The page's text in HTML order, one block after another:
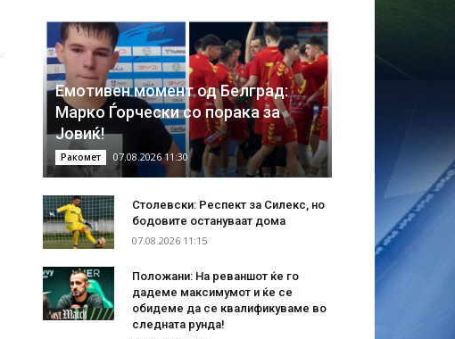
Емотивен момент од Белград:
Марко Ѓорчески со порака за
Јовиќ!
Ракомет 07.08.2026 11:30
Столевски: Респект за Силекс, но
бодовите остануваат дома
07.08.2026 11:15
Положани: На реваншот ќе го
дадеме максимумот и ќе се
обидеме да се квалификуваме во
следната рунда!